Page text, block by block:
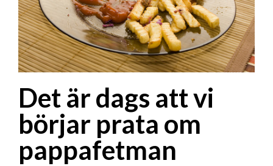
Det är dags att vi
börjar prata om
pappafetman